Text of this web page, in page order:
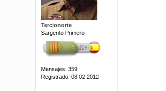
Tercionorte
Sargento Primero
Mensajes: 359
Registrado: 08 02 2012